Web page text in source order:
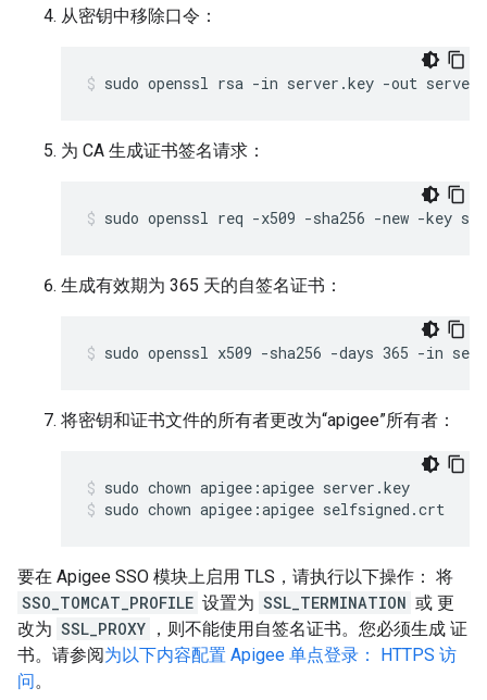
从密钥中移除口令：
sudo openssl rsa -in server.key -out
为 CA 生成证书签名请求：
sudo openssl req -x509 -sha256 -new -key
生成有效期为 365 天的自签名证书：
sudo openssl x509 -sha256 -days 365 -in
将密钥和证书文件的所有者更改为“apigee”所有者：
sudo chown apigee:apigee selfsigned.crt
要在 Apigee SSO 模块上启用 TLS，请执行以下操作： 将
SSO_TOMCAT_PROFILE 设置为 SSL_TERMINATION 或 更
改为 SSL_PROXY ，则不能使用自签名证书。您必须生成 证
书。请参阅为以下内容配置 Apigee 单点登录： HTTPS 访
问。